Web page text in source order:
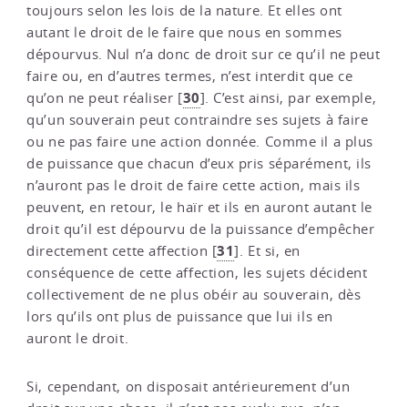
toujours selon les lois de la nature. Et elles ont
autant le droit de le faire que nous en sommes
dépourvus. Nul n’a donc de droit sur ce qu’il ne peut
faire ou, en d’autres termes, n’est interdit que ce
qu’on ne peut réaliser [30]. C’est ainsi, par exemple,
qu’un souverain peut contraindre ses sujets à faire
ou ne pas faire une action donnée. Comme il a plus
de puissance que chacun d’eux pris séparément, ils
n’auront pas le droit de faire cette action, mais ils
peuvent, en retour, le haïr et ils en auront autant le
droit qu’il est dépourvu de la puissance d’empêcher
directement cette affection [31]. Et si, en
conséquence de cette affection, les sujets décident
collectivement de ne plus obéir au souverain, dès
lors qu’ils ont plus de puissance que lui ils en
auront le droit.
Si, cependant, on disposait antérieurement d’un